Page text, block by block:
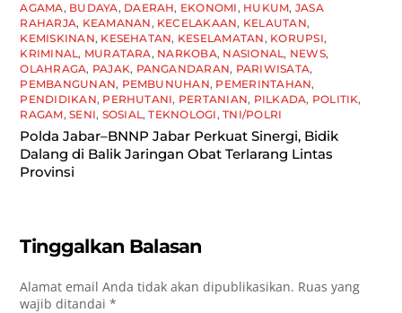
AGAMA, BUDAYA, DAERAH, EKONOMI, HUKUM, JASA
RAHARJA, KEAMANAN, KECELAKAAN, KELAUTAN,
KEMISKINAN, KESEHATAN, KESELAMATAN, KORUPSI,
KRIMINAL, MURATARA, NARKOBA, NASIONAL, NEWS,
OLAHRAGA, PAJAK, PANGANDARAN, PARIWISATA,
PEMBANGUNAN, PEMBUNUHAN, PEMERINTAHAN,
PENDIDIKAN, PERHUTANI, PERTANIAN, PILKADA, POLITIK,
RAGAM,SENI, SOSIAL,TEKNOLOGI,TNI/POLRI
Polda Jabar–BNNP Jabar Perkuat Sinergi, Bidik
Dalang di Balik Jaringan Obat Terlarang Lintas
Provinsi
Tinggalkan Balasan
Alamat email Anda tidak akan dipublikasikan. Ruas yang
wajib ditandai*